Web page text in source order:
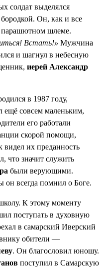
солдат выделялся
Он, как и все
парашютном шлеме.
Встать!» Мужчина
и шагнул в небесную
иерей Александр
в 1987 году,
ещё совсем маленьким,
его работали
скорой помощи,
их преданность
что значит служить
были верующими.
он всегда помнил о Боге.
К этому моменту
поступать в духовную
в самарский Иверский
обители —
. Он благословил юношу.
поступил в Самарскую